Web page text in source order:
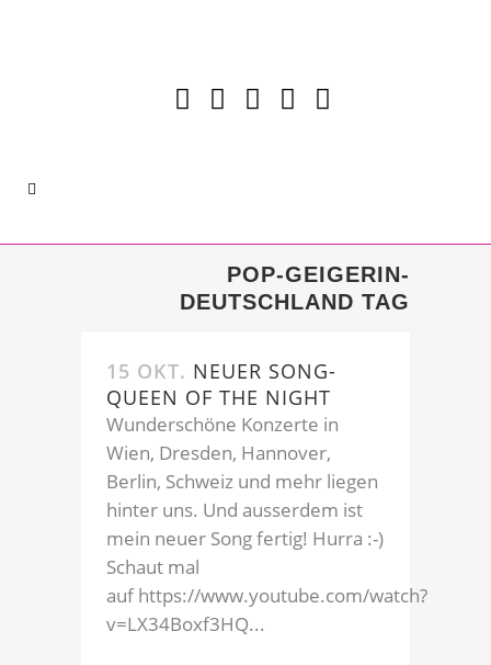
POP-GEIGERIN-
DEUTSCHLAND TAG
15 OKT. NEUER SONG-
QUEEN OF THE NIGHT
Wunderschöne Konzerte in
Wien, Dresden, Hannover,
Berlin, Schweiz und mehr liegen
hinter uns. Und ausserdem ist
mein neuer Song fertig! Hurra :-)
Schaut mal
auf https://www.youtube.com/watch?
v=LX34Boxf3HQ...